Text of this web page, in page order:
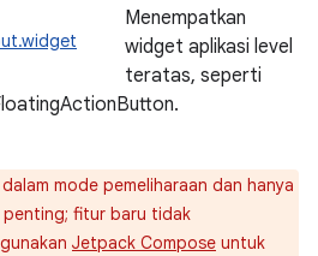
Menempatkan
widget aplikasi level
teratas, seperti
mode pemeliharaan dan hanya
penting; fitur baru tidak
Jetpack Compose untuk